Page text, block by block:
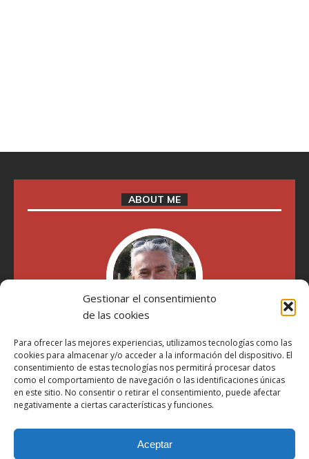
Gestionar el consentimiento
de las cookies
Para ofrecer las mejores experiencias, utilizamos tecnologías como las
cookies para almacenar y/o acceder a la información del dispositivo. El
consentimiento de estas tecnologías nos permitirá procesar datos
como el comportamiento de navegación o las identificaciones únicas
en este sitio. No consentir o retirar el consentimiento, puede afectar
negativamente a ciertas características y funciones.
Aceptar
ABOUT ME
"Soy Manel Hospido, nací en Valencia en 1969 y desde el
año 2007 he escrito sobre motos en distintos medios.
Millatrece.com es una apuesta por escribir sobre lo que me
gusta de manera sincera y honesta. Pasa, ponte cómodo y
participa"